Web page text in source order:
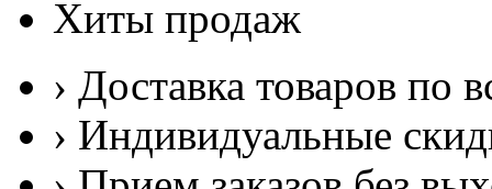
Хиты продаж
› Доставка товаров по
› Индивидуальные